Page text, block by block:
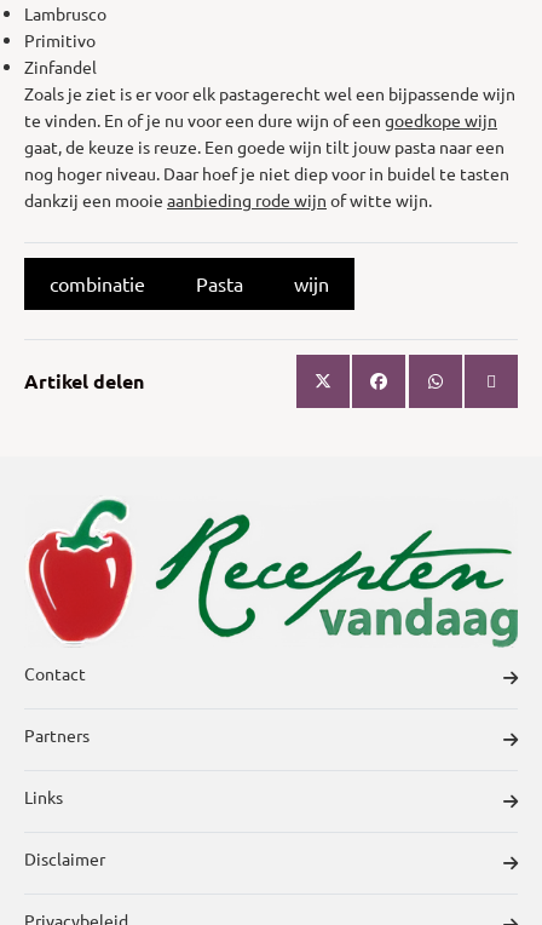
Lambrusco
Primitivo
Zinfandel
Zoals je ziet is er voor elk pastagerecht wel een bijpassende wijn
te vinden. En of je nu voor een dure wijn of een goedkope wijn
gaat, de keuze is reuze. Een goede wijn tilt jouw pasta naar een
nog hoger niveau. Daar hoef je niet diep voor in buidel te tasten
dankzij een mooie aanbieding rode wijn of witte wijn.
combinatie Pasta wijn
Artikel delen
Contact
Partners
Links
Disclaimer
Privacybeleid